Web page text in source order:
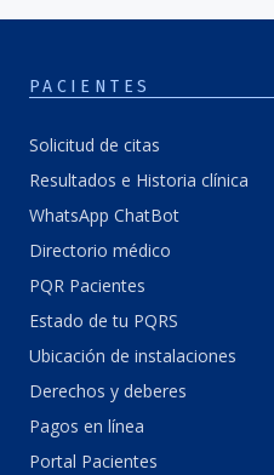
PACIENTES
Solicitud de citas
Resultados e Historia clínica
WhatsApp ChatBot
Directorio médico
PQR Pacientes
Estado de tu PQRS
Ubicación de instalaciones
Derechos y deberes
Pagos en línea
Portal Pacientes